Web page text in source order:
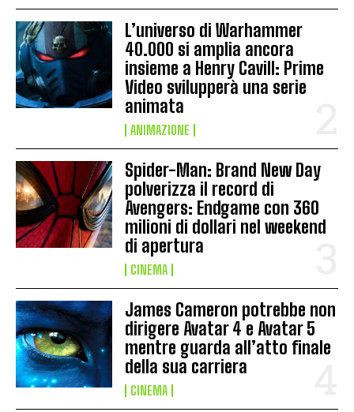
L’universo di Warhammer
40.000 si amplia ancora
insieme a Henry Cavill: Prime
Video svilupperà una serie
animata
ANIMAZIONE
Spider-Man: Brand New Day
polverizza il record di
Avengers: Endgame con 360
milioni di dollari nel weekend
di apertura
CINEMA
James Cameron potrebbe non
dirigere Avatar 4 e Avatar 5
mentre guarda all’atto finale
della sua carriera
CINEMA